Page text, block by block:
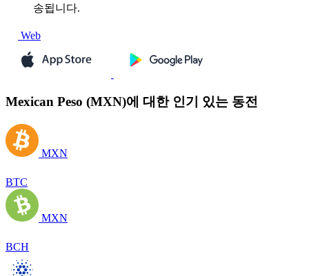
송됩니다.
Web
Mexican Peso (MXN)에 대한 인기 있는 동전
MXN
BTC
MXN
BCH